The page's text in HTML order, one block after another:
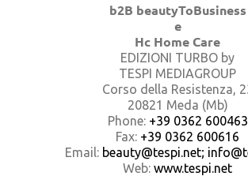
b2B beautyToBusiness
e
Hc Home Care
EDIZIONI TURBO by
TESPI MEDIAGROUP
Corso della Resistenza,
20821 Meda (Mb)
Phone: +39 0362 600463
Fax: +39 0362 600616
Email: beauty@tespi.net;
Web: www.tespi.net